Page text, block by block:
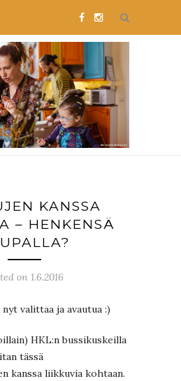
KANSSA
– HENKENSÄ
on 1.6.2016
valittaa ja avautua :)
HKL:n bussikuskeilla
tässä
kanssa liikkuvia kohtaan.